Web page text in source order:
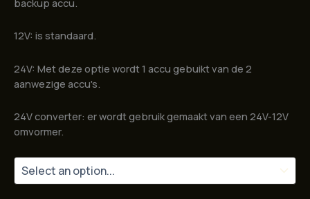
12V: is standaard.
24V: Met deze optie wordt 1 accu gebuikt van de 2
aanwezige accu's.
24V converter: er wordt gebruik gemaakt van een 24V-12V
omvormer.